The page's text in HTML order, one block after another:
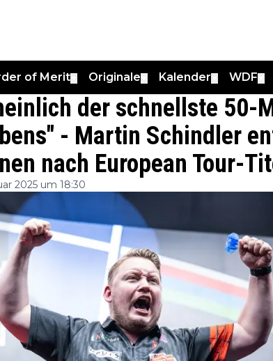
of Merit Originale Kalender WDF
der schnellste 50-
- Martin Schindler
nach European Tour-
2025 um 18:30